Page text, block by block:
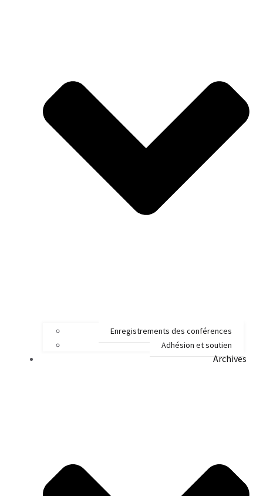
Enregistrements des conférences
Adhésion et soutien
Archives